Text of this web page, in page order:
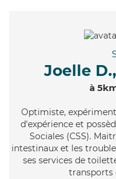
Joelle D.,
à
Optimiste,
d'expérience et
Sociales (CSS).
intestinaux et les
ses services de
transports